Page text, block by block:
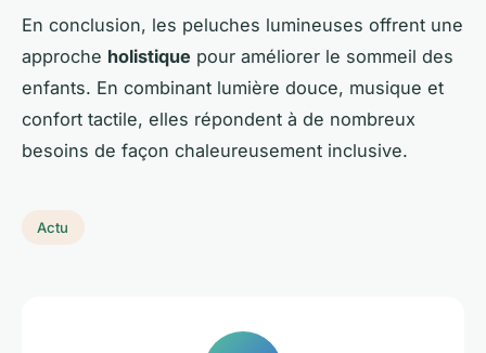
En conclusion, les peluches lumineuses offrent une
approche holistique pour améliorer le sommeil des
enfants. En combinant lumière douce, musique et
confort tactile, elles répondent à de nombreux
besoins de façon chaleureusement inclusive.
Actu